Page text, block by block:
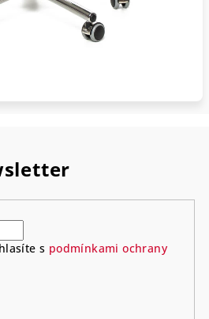
s podmínkami ochrany